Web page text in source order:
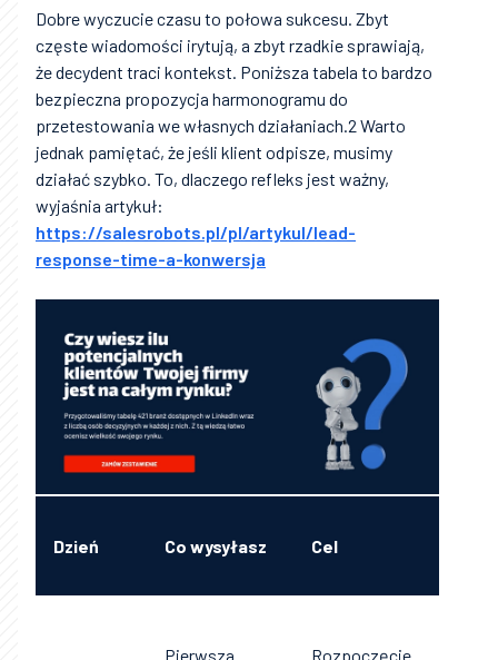
Dobre wyczucie czasu to połowa sukcesu. Zbyt
częste wiadomości irytują, a zbyt rzadkie sprawiają,
że decydent traci kontekst. Poniższa tabela to bardzo
bezpieczna propozycja harmonogramu do
przetestowania we własnych działaniach.2 Warto
jednak pamiętać, że jeśli klient odpisze, musimy
działać szybko. To, dlaczego refleks jest ważny,
wyjaśnia artykuł:
https://salesrobots.pl/pl/artykul/lead-
response-time-a-konwersja
Dzień Co wysyłasz Cel
Pierwsza Rozpoczęcie